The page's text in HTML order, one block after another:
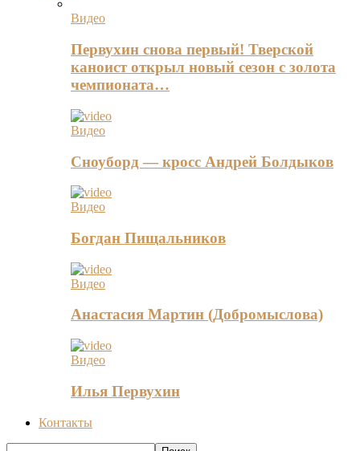
Видео
Первухин снова первый! Тверской
каноист открыл новый сезон с золота
чемпионата…
Видео
Сноуборд — кросс Андрей Болдыков
Видео
Богдан Пищальников
Видео
Анастасия Мартин (Добромыслова)
Видео
Илья Первухин
Контакты